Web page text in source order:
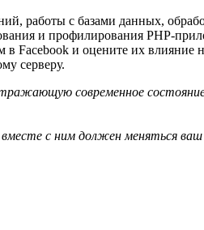
работы с базами данных,
и профилирования PHP-
Facebook и оцените их влияние
серверу.
современное
с ним должен меняться